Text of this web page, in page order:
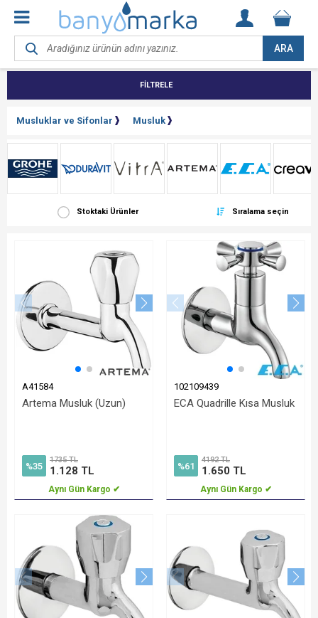
ARA
FİLTRELE
Musluklar ve Sifonlar Musluk
Stoktaki Ürünler Sıralama seçin
A41584
Artema Musluk (Uzun)
%35
1735 TL
1.128 TL
Aynı Gün Kargo ✔
102109439
ECA Quadrille Kısa Musluk
%61
4192 TL
1.650 TL
Aynı Gün Kargo ✔